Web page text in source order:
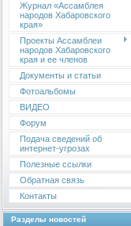
Журнал «Ассамблея
народов Хабаровского
края»
Проекты Ассамблеи
народов Хабаровского
края и ее членов
Документы и статьи
Фотоальбомы
ВИДЕО
Форум
Подача сведений об
интернет-угрозах
Полезные ссылки
Обратная связь
Контакты
Разделы новостей